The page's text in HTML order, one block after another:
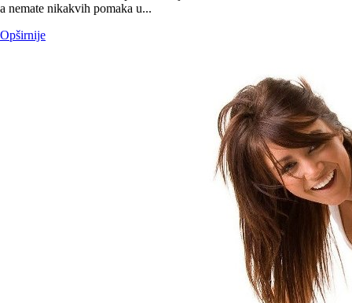
a nemate nikakvih pomaka u...
Opširnije